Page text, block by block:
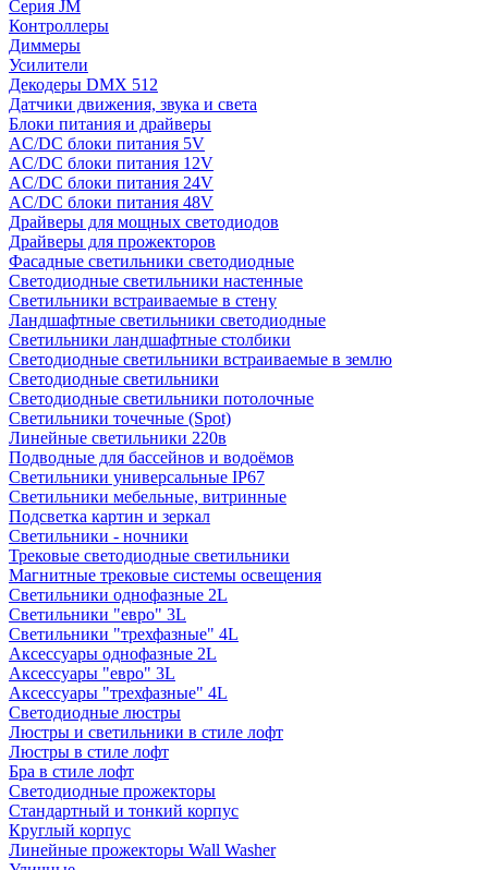
Серия JM
Контроллеры
Диммеры
Усилители
Декодеры DMX 512
Датчики движения, звука и света
Блоки питания и драйверы
AC/DC блоки питания 5V
AC/DC блоки питания 12V
AC/DC блоки питания 24V
AC/DC блоки питания 48V
Драйверы для мощных светодиодов
Драйверы для прожекторов
Фасадные светильники светодиодные
Светодиодные светильники настенные
Светильники встраиваемые в стену
Ландшафтные светильники светодиодные
Светильники ландшафтные столбики
Светодиодные светильники встраиваемые в землю
Светодиодные светильники
Светодиодные светильники потолочные
Светильники точечные (Spot)
Линейные светильники 220в
Подводные для бассейнов и водоёмов
Светильники универсальные IP67
Светильники мебельные, витринные
Подсветка картин и зеркал
Светильники - ночники
Трековые светодиодные светильники
Магнитные трековые системы освещения
Светильники однофазные 2L
Светильники "евро" 3L
Светильники "трехфазные" 4L
Аксессуары однофазные 2L
Аксессуары "евро" 3L
Аксессуары "трехфазные" 4L
Светодиодные люстры
Люстры и светильники в стиле лофт
Люстры в стиле лофт
Бра в стиле лофт
Светодиодные прожекторы
Стандартный и тонкий корпус
Круглый корпус
Линейные прожекторы Wall Washer